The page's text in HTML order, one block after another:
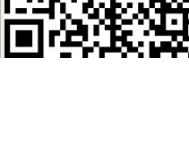
重庆公司注册营业执照代办代理记
重庆代办公司
全重庆代理公司注册及分公司注册
重庆代办工商执照,重庆公司注册,
重庆代理公司建账,重庆代理公司